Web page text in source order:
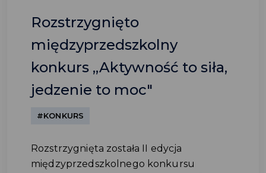
Rozstrzygnięto
międzyprzedszkolny
konkurs „Aktywność to siła,
jedzenie to moc"
#KONKURS
Rozstrzygnięta została II edycja
międzyprzedszkolnego konkursu